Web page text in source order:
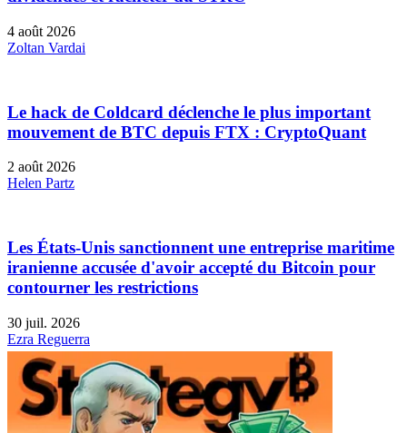
4 août 2026
Zoltan Vardai
Le hack de Coldcard déclenche le plus important
mouvement de BTC depuis FTX : CryptoQuant
2 août 2026
Helen Partz
Les États-Unis sanctionnent une entreprise maritime
iranienne accusée d'avoir accepté du Bitcoin pour
contourner les restrictions
30 juil. 2026
Ezra Reguerra